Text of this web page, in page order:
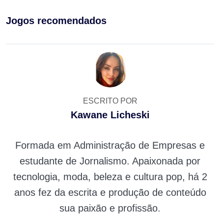
Jogos recomendados
ESCRITO POR
Kawane Licheski
Formada em Administração de Empresas e
estudante de Jornalismo. Apaixonada por
tecnologia, moda, beleza e cultura pop, há 2
anos fez da escrita e produção de conteúdo
sua paixão e profissão.